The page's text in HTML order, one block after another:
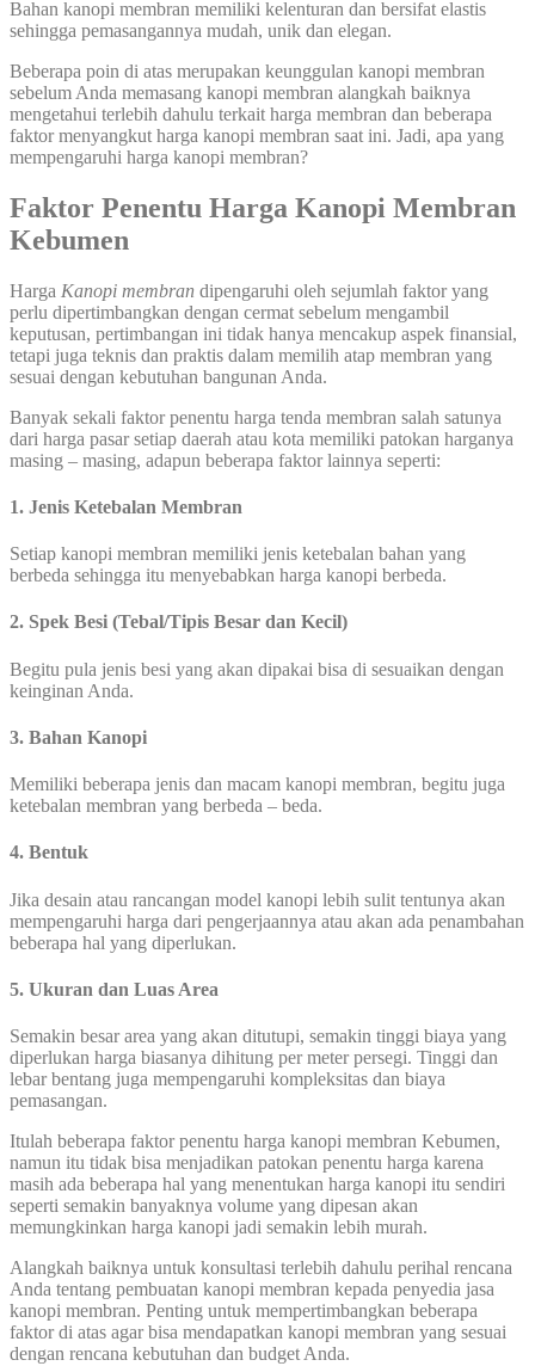
Bahan kanopi membran memiliki kelenturan dan bersifat elastis
sehingga pemasangannya mudah, unik dan elegan.
Beberapa poin di atas merupakan keunggulan kanopi membran
sebelum Anda memasang kanopi membran alangkah baiknya
mengetahui terlebih dahulu terkait harga membran dan beberapa
faktor menyangkut harga kanopi membran saat ini. Jadi, apa yang
mempengaruhi harga kanopi membran?
Faktor Penentu Harga Kanopi Membran
Kebumen
Harga Kanopi membran dipengaruhi oleh sejumlah faktor yang
perlu dipertimbangkan dengan cermat sebelum mengambil
keputusan, pertimbangan ini tidak hanya mencakup aspek finansial,
tetapi juga teknis dan praktis dalam memilih atap membran yang
sesuai dengan kebutuhan bangunan Anda.
Banyak sekali faktor penentu harga tenda membran salah satunya
dari harga pasar setiap daerah atau kota memiliki patokan harganya
masing – masing, adapun beberapa faktor lainnya seperti:
1. Jenis Ketebalan Membran
Setiap kanopi membran memiliki jenis ketebalan bahan yang
berbeda sehingga itu menyebabkan harga kanopi berbeda.
2. Spek Besi (Tebal/Tipis Besar dan Kecil)
Begitu pula jenis besi yang akan dipakai bisa di sesuaikan dengan
keinginan Anda.
3. Bahan Kanopi
Memiliki beberapa jenis dan macam kanopi membran, begitu juga
ketebalan membran yang berbeda – beda.
4. Bentuk
Jika desain atau rancangan model kanopi lebih sulit tentunya akan
mempengaruhi harga dari pengerjaannya atau akan ada penambahan
beberapa hal yang diperlukan.
5. Ukuran dan Luas Area
Semakin besar area yang akan ditutupi, semakin tinggi biaya yang
diperlukan harga biasanya dihitung per meter persegi. Tinggi dan
lebar bentang juga mempengaruhi kompleksitas dan biaya
pemasangan.
Itulah beberapa faktor penentu harga kanopi membran Kebumen,
namun itu tidak bisa menjadikan patokan penentu harga karena
masih ada beberapa hal yang menentukan harga kanopi itu sendiri
seperti semakin banyaknya volume yang dipesan akan
memungkinkan harga kanopi jadi semakin lebih murah.
Alangkah baiknya untuk konsultasi terlebih dahulu perihal rencana
Anda tentang pembuatan kanopi membran kepada penyedia jasa
kanopi membran. Penting untuk mempertimbangkan beberapa
faktor di atas agar bisa mendapatkan kanopi membran yang sesuai
dengan rencana kebutuhan dan budget Anda.